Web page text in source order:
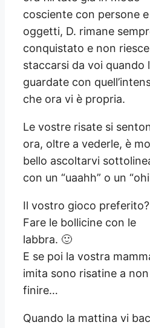
cosciente con persone e
oggetti, D. rimane
conquistato e non
staccarsi da voi quando
guardate con
che ora vi è propria.
Le vostre risate si
ora, oltre a vederle, è
bello ascoltarvi
con un “uaahh” o un
Il vostro gioco preferito?
Fare le bollicine con le
labbra. 🙂
E se poi la vostra
imita sono risatine a non
finire…
Quando la mattina vi